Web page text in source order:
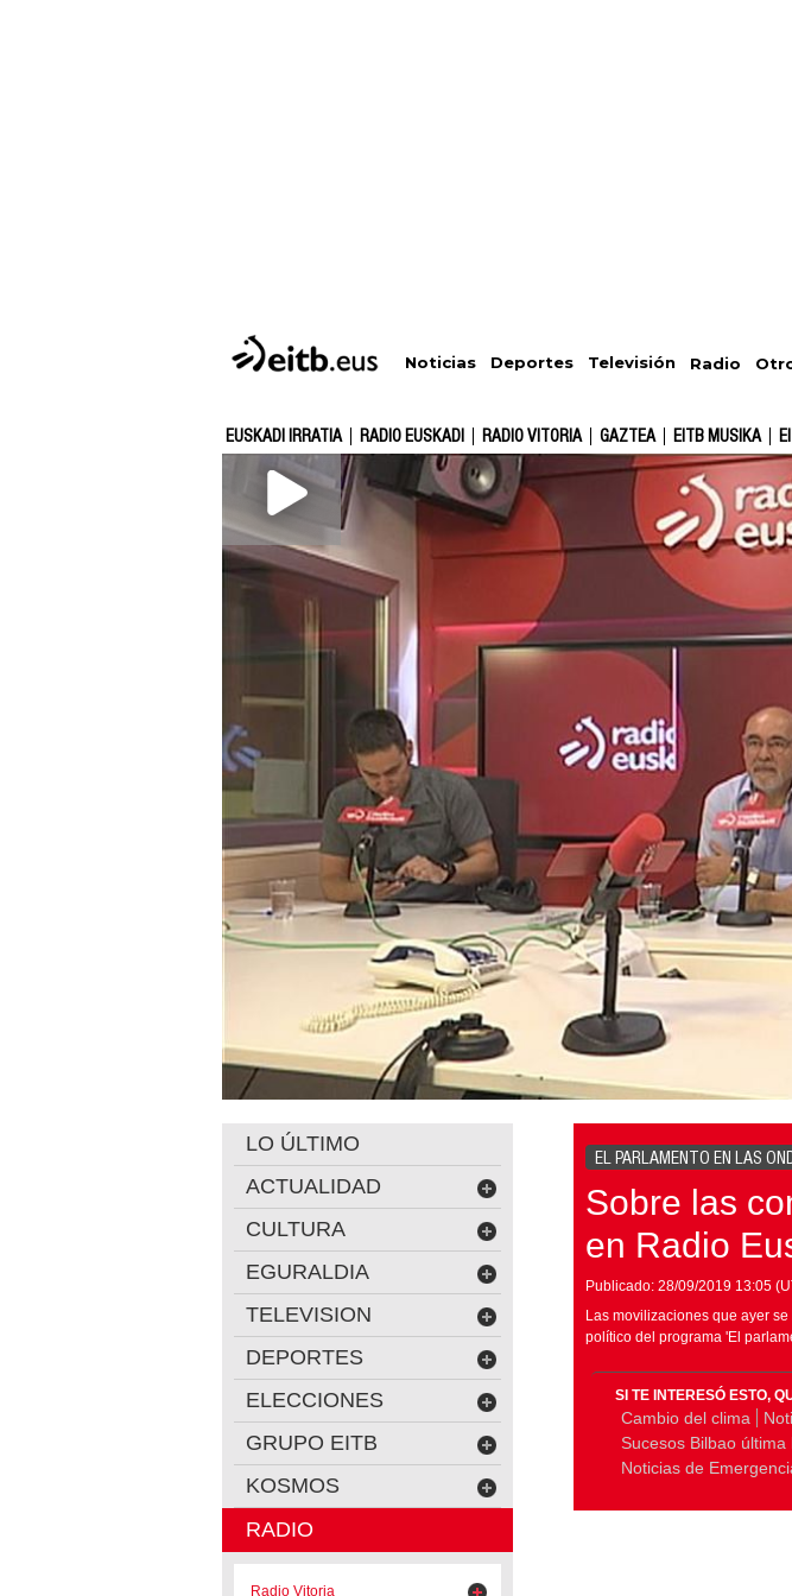
Noticias Deportes Televisión Radio
EUSKADI IRRATIA RADIO EUSKADI RADIO VITORIA GAZTEA EITB MUSIKA
EL PARLAMENTO EN LAS
Sobre las
en Radio
Publicado: 28/09/2019 13:05
Las movilizaciones que ayer
político del programa 'El
SI TE INTERESÓ ESTO,
Cambio del clima
Sucesos Bilbao última
Noticias de
LO ÚLTIMO
ACTUALIDAD
CULTURA
EGURALDIA
TELEVISION
DEPORTES
ELECCIONES
GRUPO EITB
KOSMOS
RADIO
Radio Vitoria